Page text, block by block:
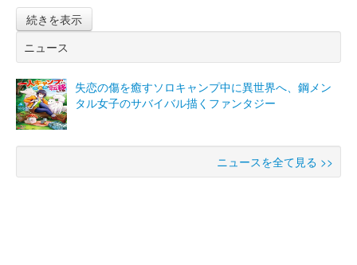
続きを表示
ニュース
失恋の傷を癒すソロキャンプ中に異世界へ、鋼メン
タル女子のサバイバル描くファンタジー
ニュースを全て見る >>